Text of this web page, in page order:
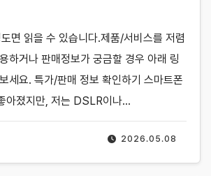
2026.05.08
면 읽을 수 있습니다.제품/서비스를 저렴
하거나 판매정보가 궁금할 경우 아래 링
세요. 특가/판매 정보 확인하기 스마트폰
아졌지만, 저는 DSLR이나…